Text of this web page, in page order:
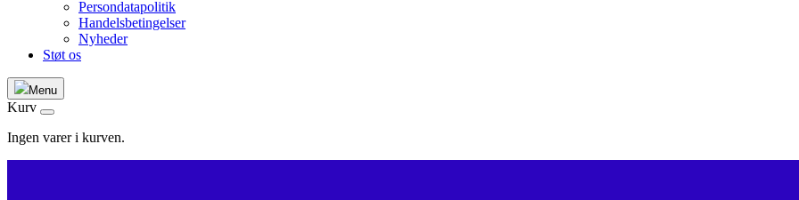
Persondatapolitik
Handelsbetingelser
Nyheder
Støt os
Menu
Kurv
Ingen varer i kurven.